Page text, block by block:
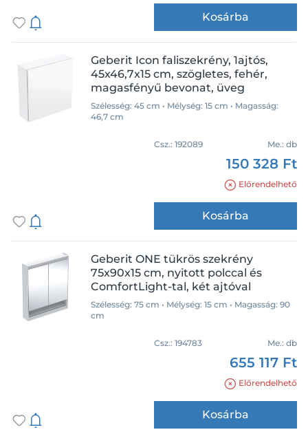
Kosárba
Geberit Icon faliszekrény, 1ajtós,
45x46,7x15 cm, szögletes, fehér,
magasfényű bevonat, üveg
Szélesség: 45 cm • Mélység: 15 cm • Magasság:
46,7 cm
Csz.: 192089 Me.: db
150 328 Ft
Előrendelhető
Kosárba
Geberit ONE tükrös szekrény
75x90x15 cm, nyitott polccal és
ComfortLight-tal, két ajtóval
Szélesség: 75 cm • Mélység: 15 cm • Magasság: 90
cm
Csz.: 194783 Me.: db
655 117 Ft
Előrendelhető
Kosárba